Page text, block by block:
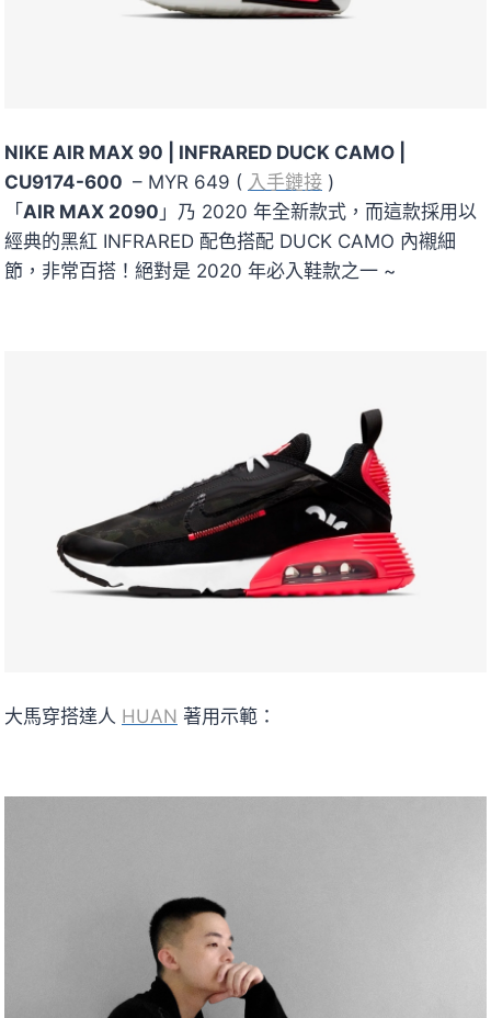
NIKE AIR MAX 90 | INFRARED DUCK CAMO |
CU9174-600 – MYR 649 ( 入手鏈接 )
「 AIR MAX 2090 」乃 2020 年全新款式，而這款採用以
經典的黑紅 INFRARED 配色搭配 DUCK CAMO 內襯細
節，非常百搭！絕對是 2020 年必入鞋款之一 ~
大馬穿搭達人 HUAN 著用示範：